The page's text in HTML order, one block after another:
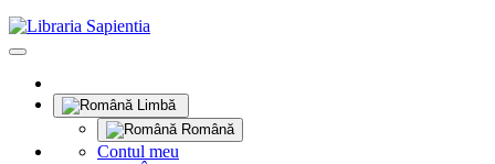
Limbă
Română
Contul meu